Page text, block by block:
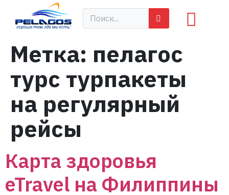
Метка: пелагос
турс турпакеты
на регулярный
рейсы
Карта здоровья
eTravel на Филиппины